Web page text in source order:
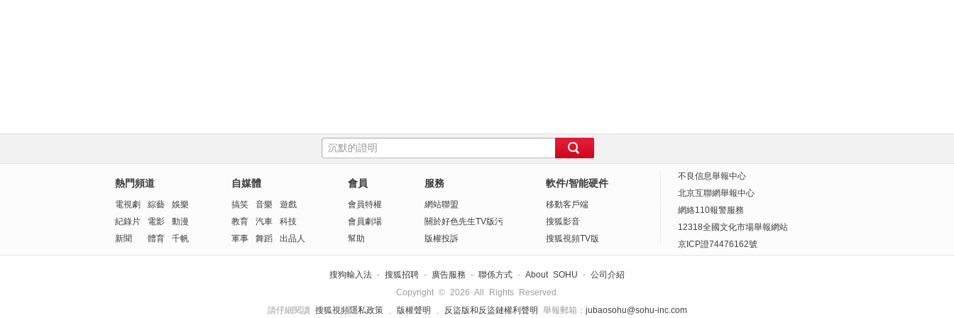
熱門頻道
電視劇
紀錄片
新聞
綜藝
電影
體育
娛樂
動漫
千帆
自媒體
搞笑
教育
軍事
音樂
汽車
舞蹈
遊戲
科技
出品人
會員
會員特權
會員劇場
幫助
服務
網站聯盟
關於好色先生TV版污
版權投訴
軟件/智能硬件
移動客戶端
搜狐影音
搜狐視頻TV版
不良信息舉報中心
北京互聯網舉報中心
網絡110報警服務
12318全國文化市場舉報網站
京ICP證74476162號
搜狗輸入法 - 搜狐招聘 - 廣告服務 - 聯係方式 - About SOHU - 公司介紹
Copyright © 2026 All Rights Reserved.
請仔細閱讀 搜狐視頻隱私政策、 版權聲明 、 反盜版和反盜鏈權利聲明 舉報郵箱： jubaosohu@sohu-inc.com